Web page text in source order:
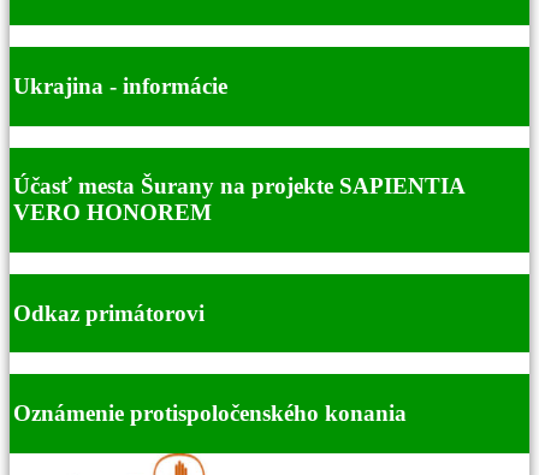
Ukrajina - informácie
Účasť mesta Šurany na projekte SAPIENTIA
VERO HONOREM
Odkaz primátorovi
Oznámenie protispoločenského konania